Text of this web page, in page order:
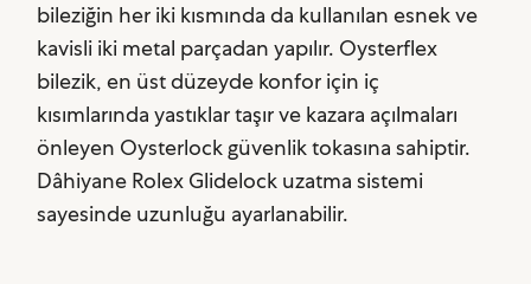
bileziğin her iki kısmında da kullanılan esnek ve
kavisli iki metal parçadan yapılır. Oysterflex
bilezik, en üst düzeyde konfor için iç
kısımlarında yastıklar taşır ve kazara açılmaları
önleyen Oysterlock güvenlik tokasına sahiptir.
Dâhiyane Rolex Glidelock uzatma sistemi
sayesinde uzunluğu ayarlanabilir.